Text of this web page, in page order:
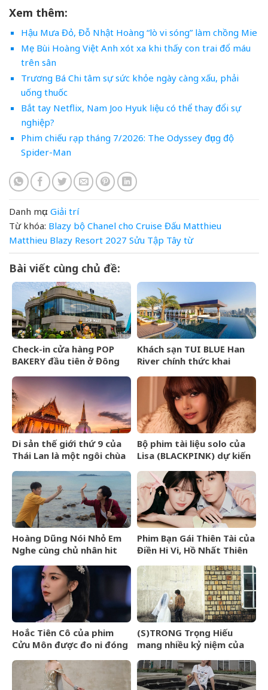
Xem thêm:
Hậu Mưa Đỏ, Đỗ Nhật Hoàng “lò vi sóng” làm chồng Mie
Mẹ Bùi Hoàng Việt Anh xót xa khi thấy con trai đổ máu
trên sân
Trương Bá Chi tâm sự sức khỏe ngày càng xấu, phải
uống thuốc
Bắt tay Netflix, Nam Joo Hyuk liệu có thể thay đổi sự
nghiệp?
Phim chiếu rạp tháng 7/2026: The Odyssey đụng độ
Spider-Man
Danh mục: Giải trí
Từ khóa: Blazy bộ Chanel cho Cruise Đấu Matthieu
Matthieu Blazy Resort 2027 Sửu Tập Tây từ
Bài viết cùng chủ đề:
Check-in cửa hàng POP
BAKERY đầu tiên ở Đông
Khách sạn TUI BLUE Han
River chính thức khai
Di sản thế giới thứ 9 của
Thái Lan là một ngôi chùa
Bộ phim tài liệu solo của
Lisa (BLACKPINK) dự kiến
TIFF 2026
Hoàng Dũng Nói Nhỏ Em
Nghe cùng chủ nhân hit
Phim Bạn Gái Thiên Tài của
Điền Hi Vi, Hồ Nhất Thiên
kịch bản phi lý
Hoắc Tiên Cô của phim
Cửu Môn được đo ni đóng
(S)TRONG Trọng Hiếu
mang nhiều kỷ niệm của
vẫn yêu em) đến giây cuối
cùng